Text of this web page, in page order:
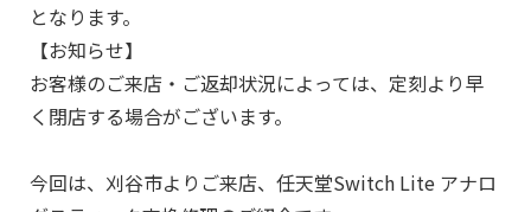
となります。
【お知らせ】
お客様のご来店・ご返却状況によっては、定刻より早
く閉店する場合がございます。
今回は、刈谷市よりご来店、任天堂Switch Lite アナロ